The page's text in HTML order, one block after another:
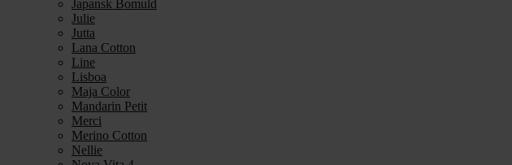
Japansk Bomuld
Julie
Jutta
Lana Cotton
Line
Lisboa
Maja Color
Mandarin Petit
Merci
Merino Cotton
Nellie